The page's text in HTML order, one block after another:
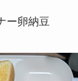
ー卵納豆